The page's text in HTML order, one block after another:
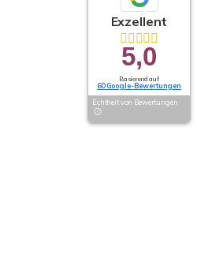
Exzellent
5,0
Basierend auf
60 Google-Bewertungen
Echtheit von Bewertungen